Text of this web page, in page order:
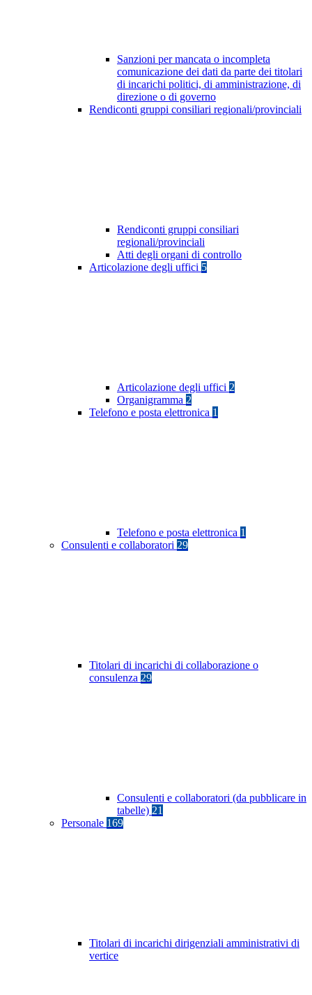
Sanzioni per mancata o incompleta
comunicazione dei dati da parte dei titolari
di incarichi politici, di amministrazione, di
direzione o di governo
Rendiconti gruppi consiliari regionali/provinciali
Rendiconti gruppi consiliari
regionali/provinciali
Atti degli organi di controllo
Articolazione degli uffici 5
Articolazione degli uffici 2
Organigramma 2
Telefono e posta elettronica 1
Telefono e posta elettronica 1
Consulenti e collaboratori 29
Titolari di incarichi di collaborazione o
consulenza 29
Consulenti e collaboratori (da pubblicare in
tabelle) 21
Personale 169
Titolari di incarichi dirigenziali amministrativi di
vertice